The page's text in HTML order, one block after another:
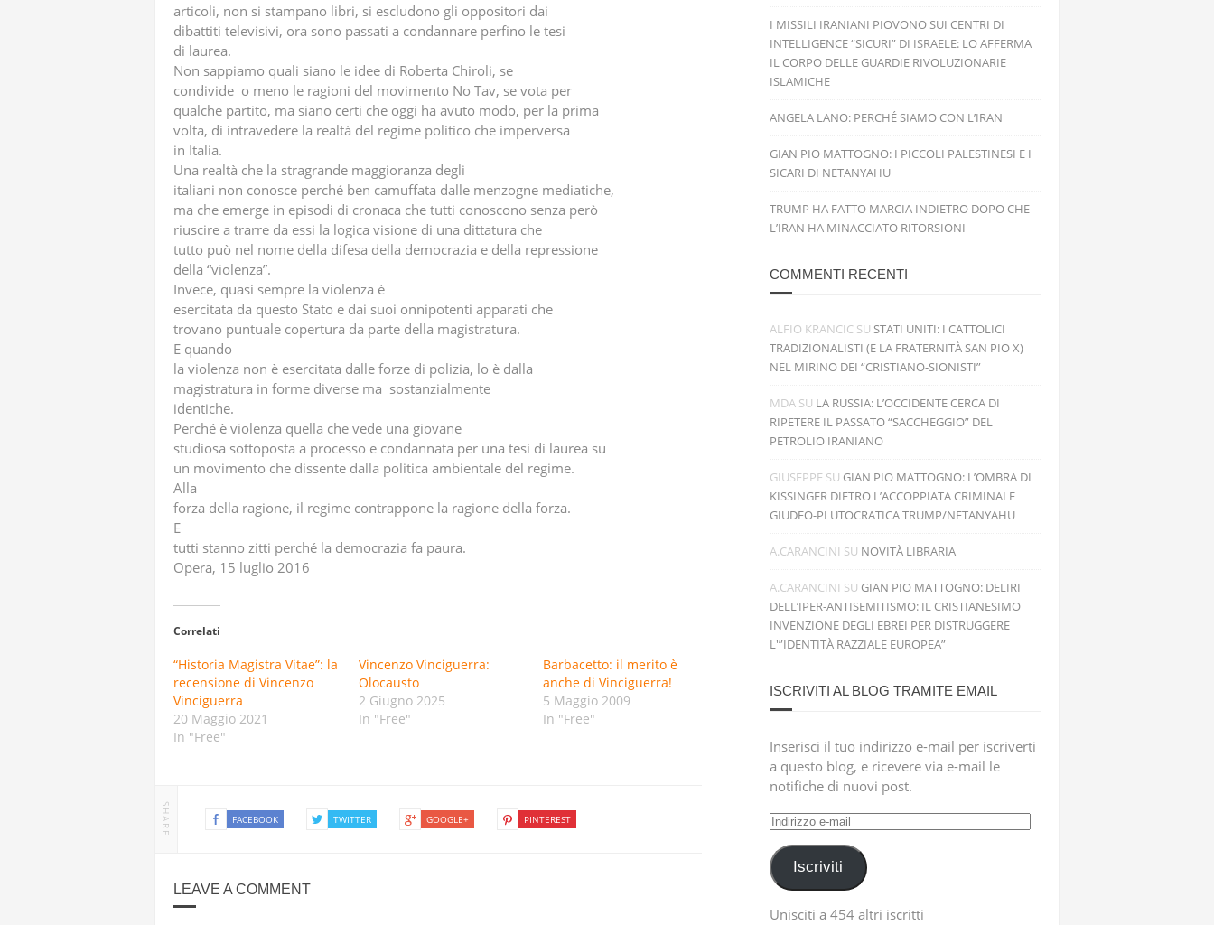
articoli, non si stampano libri, si escludono gli oppositori dai
dibattiti televisivi, ora sono passati a condannare perfino le tesi
di laurea.
Non sappiamo quali siano le idee di Roberta Chiroli, se
condivide o meno le ragioni del movimento No Tav, se vota per
qualche partito, ma siano certi che oggi ha avuto modo, per la prima
volta, di intravedere la realtà del regime politico che imperversa
in Italia.
Una realtà che la stragrande maggioranza degli
italiani non conosce perché ben camuffata dalle menzogne mediatiche,
ma che emerge in episodi di cronaca che tutti conoscono senza però
riuscire a trarre da essi la logica visione di una dittatura che
tutto può nel nome della difesa della democrazia e della repressione
della “violenza”.
Invece, quasi sempre la violenza è
esercitata da questo Stato e dai suoi onnipotenti apparati che
trovano puntuale copertura da parte della magistratura.
E quando
la violenza non è esercitata dalle forze di polizia, lo è dalla
magistratura in forme diverse ma sostanzialmente
identiche.
Perché è violenza quella che vede una giovane
studiosa sottoposta a processo e condannata per una tesi di laurea su
un movimento che dissente dalla politica ambientale del regime.
Alla
forza della ragione, il regime contrappone la ragione della forza.
E
tutti stanno zitti perché la democrazia fa paura.
Opera, 15 luglio 2016
Correlati
“Historia Magistra Vitae”: la
recensione di Vincenzo
Vinciguerra
20 Maggio 2021
In "Free"
Vincenzo Vinciguerra:
Olocausto
2 Giugno 2025
In "Free"
Barbacetto: il merito è
anche di Vinciguerra!
5 Maggio 2009
In "Free"
SHARE FACEBOOK TWITTER GOOGLE+ PINTEREST
LEAVE A COMMENT
I MISSILI IRANIANI PIOVONO SUI CENTRI DI
INTELLIGENCE “SICURI” DI ISRAELE: LO AFFERMA
IL CORPO DELLE GUARDIE RIVOLUZIONARIE
ISLAMICHE
ANGELA LANO: PERCHÉ SIAMO CON L’IRAN
GIAN PIO MATTOGNO: I PICCOLI PALESTINESI E I
SICARI DI NETANYAHU
TRUMP HA FATTO MARCIA INDIETRO DOPO CHE
L’IRAN HA MINACCIATO RITORSIONI
COMMENTI RECENTI
ALFIO KRANCIC SU STATI UNITI: I CATTOLICI
TRADIZIONALISTI (E LA FRATERNITÀ SAN PIO X)
NEL MIRINO DEI “CRISTIANO-SIONISTI”
MDA SU LA RUSSIA: L’OCCIDENTE CERCA DI
RIPETERE IL PASSATO “SACCHEGGIO” DEL
PETROLIO IRANIANO
GIUSEPPE SU GIAN PIO MATTOGNO: L’OMBRA DI
KISSINGER DIETRO L’ACCOPPIATA CRIMINALE
GIUDEO-PLUTOCRATICA TRUMP/NETANYAHU
A.CARANCINI SU NOVITÀ LIBRARIA
A.CARANCINI SU GIAN PIO MATTOGNO: DELIRI
DELL’IPER-ANTISEMITISMO: IL CRISTIANESIMO
INVENZIONE DEGLI EBREI PER DISTRUGGERE
L'”IDENTITÀ RAZZIALE EUROPEA”
ISCRIVITI AL BLOG TRAMITE EMAIL
Inserisci il tuo indirizzo e-mail per iscriverti
a questo blog, e ricevere via e-mail le
notifiche di nuovi post.
Indirizzo
mailIscriviti
Unisciti a 454 altri iscritti